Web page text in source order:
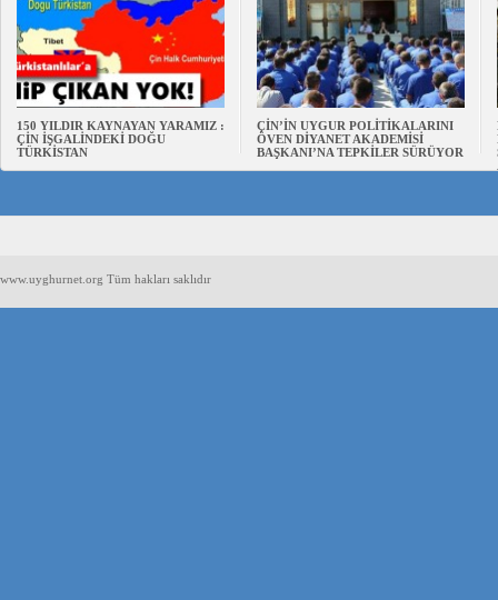
150 YILDIR KAYNAYAN YARAMIZ :
ÇİN İŞGALİNDEKİ DOĞU
TÜRKİSTAN
ÇİN’İN UYGUR POLİTİKALARINI
ÖVEN DİYANET AKADEMİSİ
BAŞKANI’NA TEPKİLER SÜRÜYOR
www.uyghurnet.org Tüm hakları saklıdır